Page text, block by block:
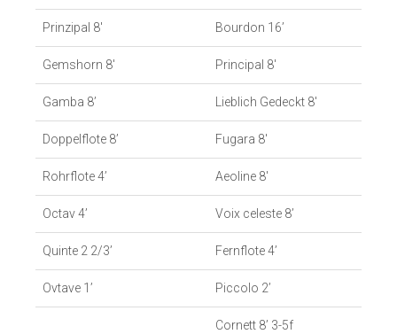
Prinzipal 8′ Bourdon 16’
Gemshorn 8′ Principal 8′
Gamba 8’ Lieblich Gedeckt 8′
Doppelflote 8’ Fugara 8′
Rohrflote 4’ Aeoline 8′
Octav 4’ Voix celeste 8’
Quinte 2 2/3’ Fernflote 4’
Ovtave 1’ Piccolo 2’
Cornett 8’ 3-5f